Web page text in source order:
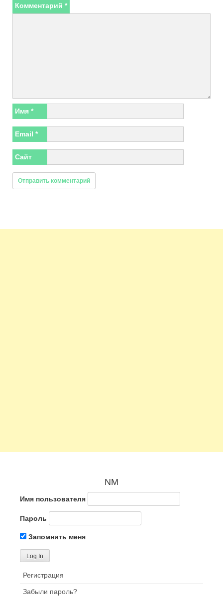
Комментарий *
Имя *
Email *
Сайт
NM
Имя пользователя
Пароль
Запомнить меня
Регистрация
Забыли пароль?